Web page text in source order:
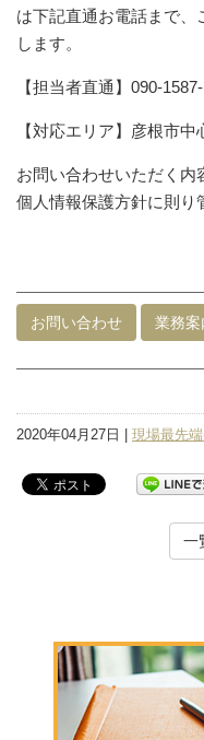
は下記直通お電話まで、
します。
【担当者直通】090-
【対応エリア】彦根市
お問い合わせいただく
個人情報保護方針に則り
お問い合わせ 業務案
2020年04月27日 | 現場最先
一